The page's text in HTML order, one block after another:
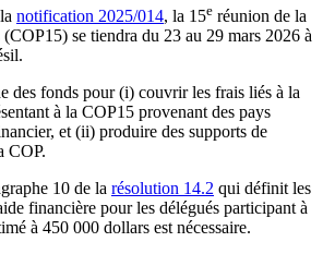
notification 2025/014, la 15e réunion de la
se tiendra du 23 au 29 mars 2026 à
des fonds pour (i) couvrir les frais liés à la
à la COP15 provenant des pays
et (ii) produire des supports de
COP.
10 de la résolution 14.2 qui définit les
financière pour les délégués participant à
à 450 000 dollars est nécessaire.